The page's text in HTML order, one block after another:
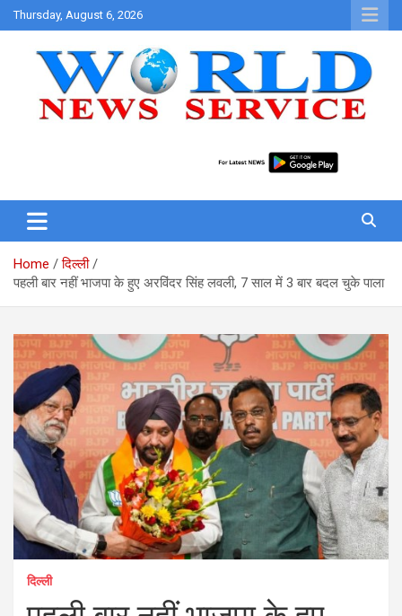
Skip
to
Thursday, August 6, 2026
Home
दिल्ली
पहली बार नहीं भाजपा के हुए अरविंदर सिंह लवली, 7 साल में 3 बार बदल चुके पाला
दिल्ली